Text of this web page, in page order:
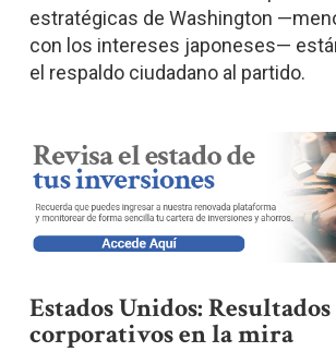
estratégicas de Washington
con los intereses japoneses—
el respaldo ciudadano al partido.
Estados Unidos: Resultados
corporativos en la mira